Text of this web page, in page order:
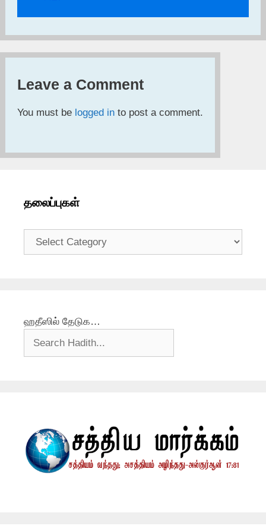
Leave a Comment
You must be logged in to post a comment.
தலைப்புகள்
தலைப்புகள்
ஹதீஸில் தேடுக…